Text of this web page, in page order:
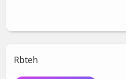
Rbteh